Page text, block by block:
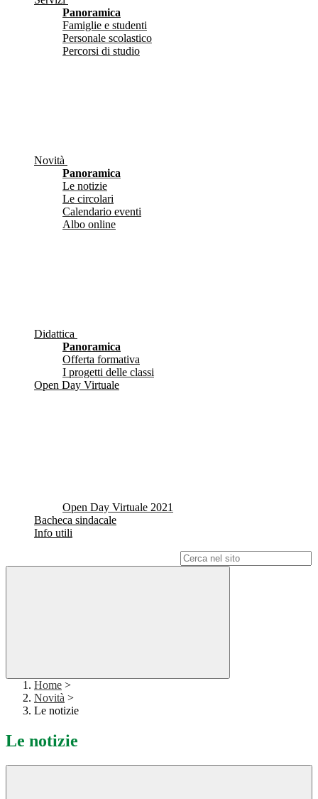
Panoramica
Famiglie e studenti
Personale scolastico
Percorsi di studio
Novità
Panoramica
Le notizie
Le circolari
Calendario eventi
Albo online
Didattica
Panoramica
Offerta formativa
I progetti delle classi
Open Day Virtuale
Open Day Virtuale 2021
Bacheca sindacale
Info utili
Home >
Novità >
Le notizie
Le notizie